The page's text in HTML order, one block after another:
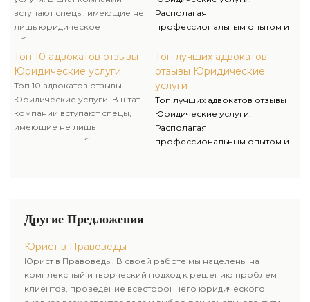
компетентно и комплексно.
вступают спецы, имеющие не
лишь юридическое
образование, однако и опыт
работы в государственных
органах, что помогает нам
решать поставленные задачи
очень компетентно и
комплексно.
Топ 10 адвокатов отзывы
Юридические услуги
Топ 10 адвокатов отзывы
Юридические услуги. В штат
компании вступают спецы,
имеющие не лишь
юридическое образование,
вопросов.
Располагая
профессиональным опытом и
качественную юридическую
помощь и предлагаем услуги
адвоката и адвоката для
решения личных и бизнес-
вопросов.
Топ лучших адвокатов
отзывы Юридические
услуги
Топ лучших адвокатов отзывы
Юридические услуги.
Располагая
профессиональным опытом и
Другие Предложения
Юрист в Правоведы
Юрист в Правоведы. В своей работе мы нацелены на
комплексный и творческий подход к решению проблем
клиентов, проведение всестороннего юридического